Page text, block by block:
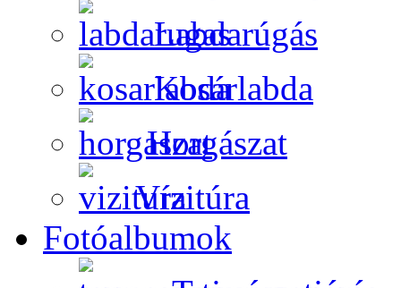
Labdarúgás
Kosárlabda
Horgászat
Vízitúra
Fotóalbumok